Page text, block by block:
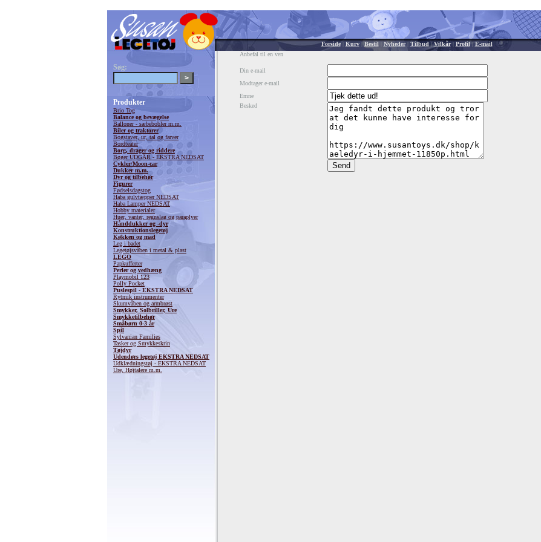
Forside| Kurv| Bestil| Nyheder| Tilbud |Vilkår| Profil| E-mail
Søg:
Produkter
Brio Tog
Balance og bevægelse
Balloner - sæbebobler m.m.
Biler og traktorer
Bogstaver, ur, tal og farver
Bordteater
Borg, drager og riddere
Bøger UDGÅR - EKSTRA NEDSAT
Cykler/Moon-car
Dukker m.m.
Dyr og tilbehør
Figurer
Fødselsdagstog
Haba gulvtæpper NEDSAT
Haba Lamper NEDSAT
Hobby materialer
Huer, vanter, regnslag og paraplyer
Hånddukker og -dyr
Konstruktionslegetøj
Køkken og mad
Leg i badet
Legetøjsvåben i metal & plast
LEGO
Papkufferter
Perler og vedhæng
Playmobil 123
Polly Pocket
Puslespil - EKSTRA NEDSAT
Rytmik instrumenter
Skumvåben og armbrøst
Smykker, Solbriller, Ure
Smykketilbehør
Småbørn 0-3 år
Spil
Sylvanian Families
Tasker og Smykkeskrin
Tøjdyr
Udendørs legetøj EKSTRA NEDSAT
Udklædningstøj - EKSTRA NEDSAT
Ure, Højtalere m.m.
Anbefal til en ven
Din e-mail
Modtager e-mail
Emne
Besked